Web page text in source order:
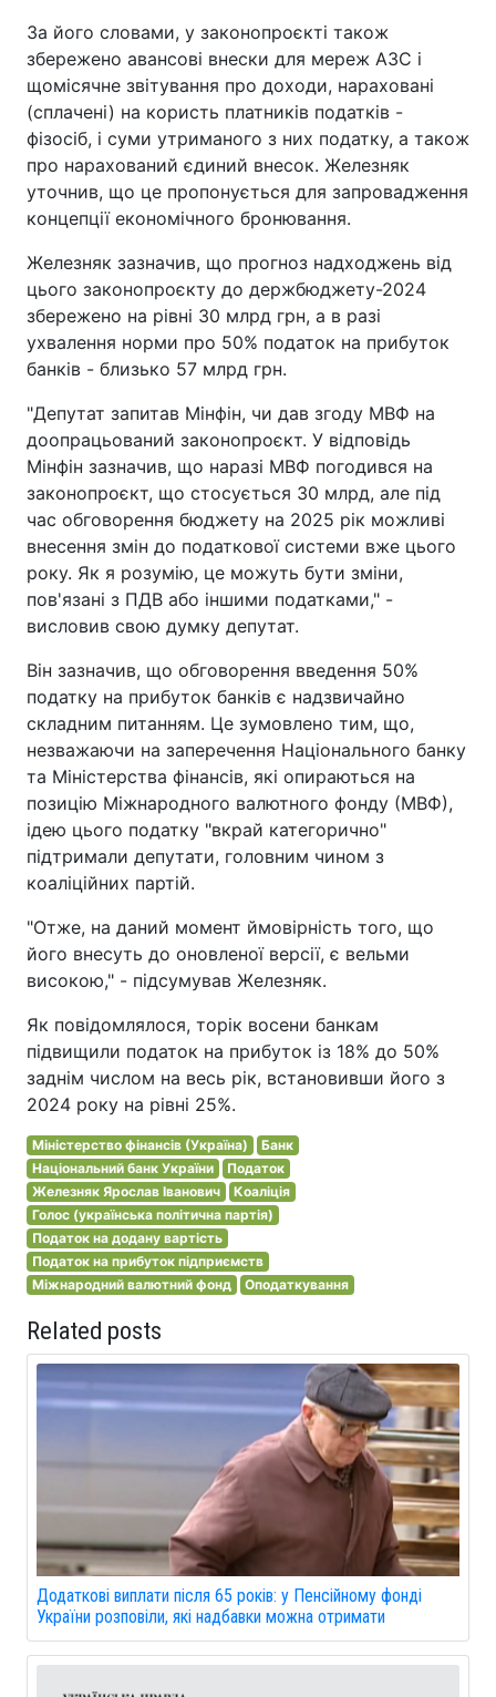
За його словами, у законопроєкті також
збережено авансові внески для мереж АЗС і
щомісячне звітування про доходи, нараховані
(сплачені) на користь платників податків -
фізосіб, і суми утриманого з них податку, а також
про нарахований єдиний внесок. Железняк
уточнив, що це пропонується для запровадження
концепції економічного бронювання.
Железняк зазначив, що прогноз надходжень від
цього законопроєкту до держбюджету-2024
збережено на рівні 30 млрд грн, а в разі
ухвалення норми про 50% податок на прибуток
банків - близько 57 млрд грн.
"Депутат запитав Мінфін, чи дав згоду МВФ на
доопрацьований законопроєкт. У відповідь
Мінфін зазначив, що наразі МВФ погодився на
законопроєкт, що стосується 30 млрд, але під
час обговорення бюджету на 2025 рік можливі
внесення змін до податкової системи вже цього
року. Як я розумію, це можуть бути зміни,
пов'язані з ПДВ або іншими податками," -
висловив свою думку депутат.
Він зазначив, що обговорення введення 50%
податку на прибуток банків є надзвичайно
складним питанням. Це зумовлено тим, що,
незважаючи на заперечення Національного банку
та Міністерства фінансів, які опираються на
позицію Міжнародного валютного фонду (МВФ),
ідею цього податку "вкрай категорично"
підтримали депутати, головним чином з
коаліційних партій.
"Отже, на даний момент ймовірність того, що
його внесуть до оновленої версії, є вельми
високою," - підсумував Железняк.
Як повідомлялося, торік восени банкам
підвищили податок на прибуток із 18% до 50%
заднім числом на весь рік, встановивши його з
2024 року на рівні 25%.
Міністерство фінансів (Україна)
Банк
Національний банк України
Податок
Железняк Ярослав Іванович
Коаліція
Голос (українська політична партія)
Податок на додану вартість
Податок на прибуток підприємств
Міжнародний валютний фонд
Оподаткування
Related posts
Додаткові виплати після 65 років: у Пенсійному фонді
України розповіли, які надбавки можна отримати